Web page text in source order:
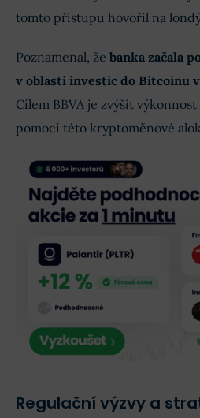
tomto přístupu hovořil na
Poznamenal, že banka začala
v oblasti investic do Bitcoinu
Cílem BBVA je zvýšit
pomocí této kryptoměnové
Regulační výzvy a